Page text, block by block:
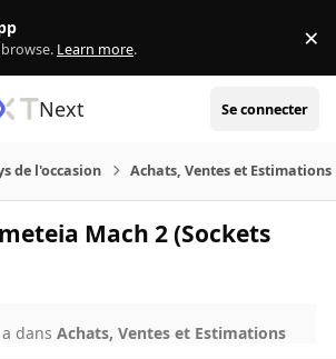
Learn more. ×
Next Se connecter
de l'occasion Achats, Ventes et Estimations
Mach 2 (Sockets
dansAchats, Ventes et Estimations